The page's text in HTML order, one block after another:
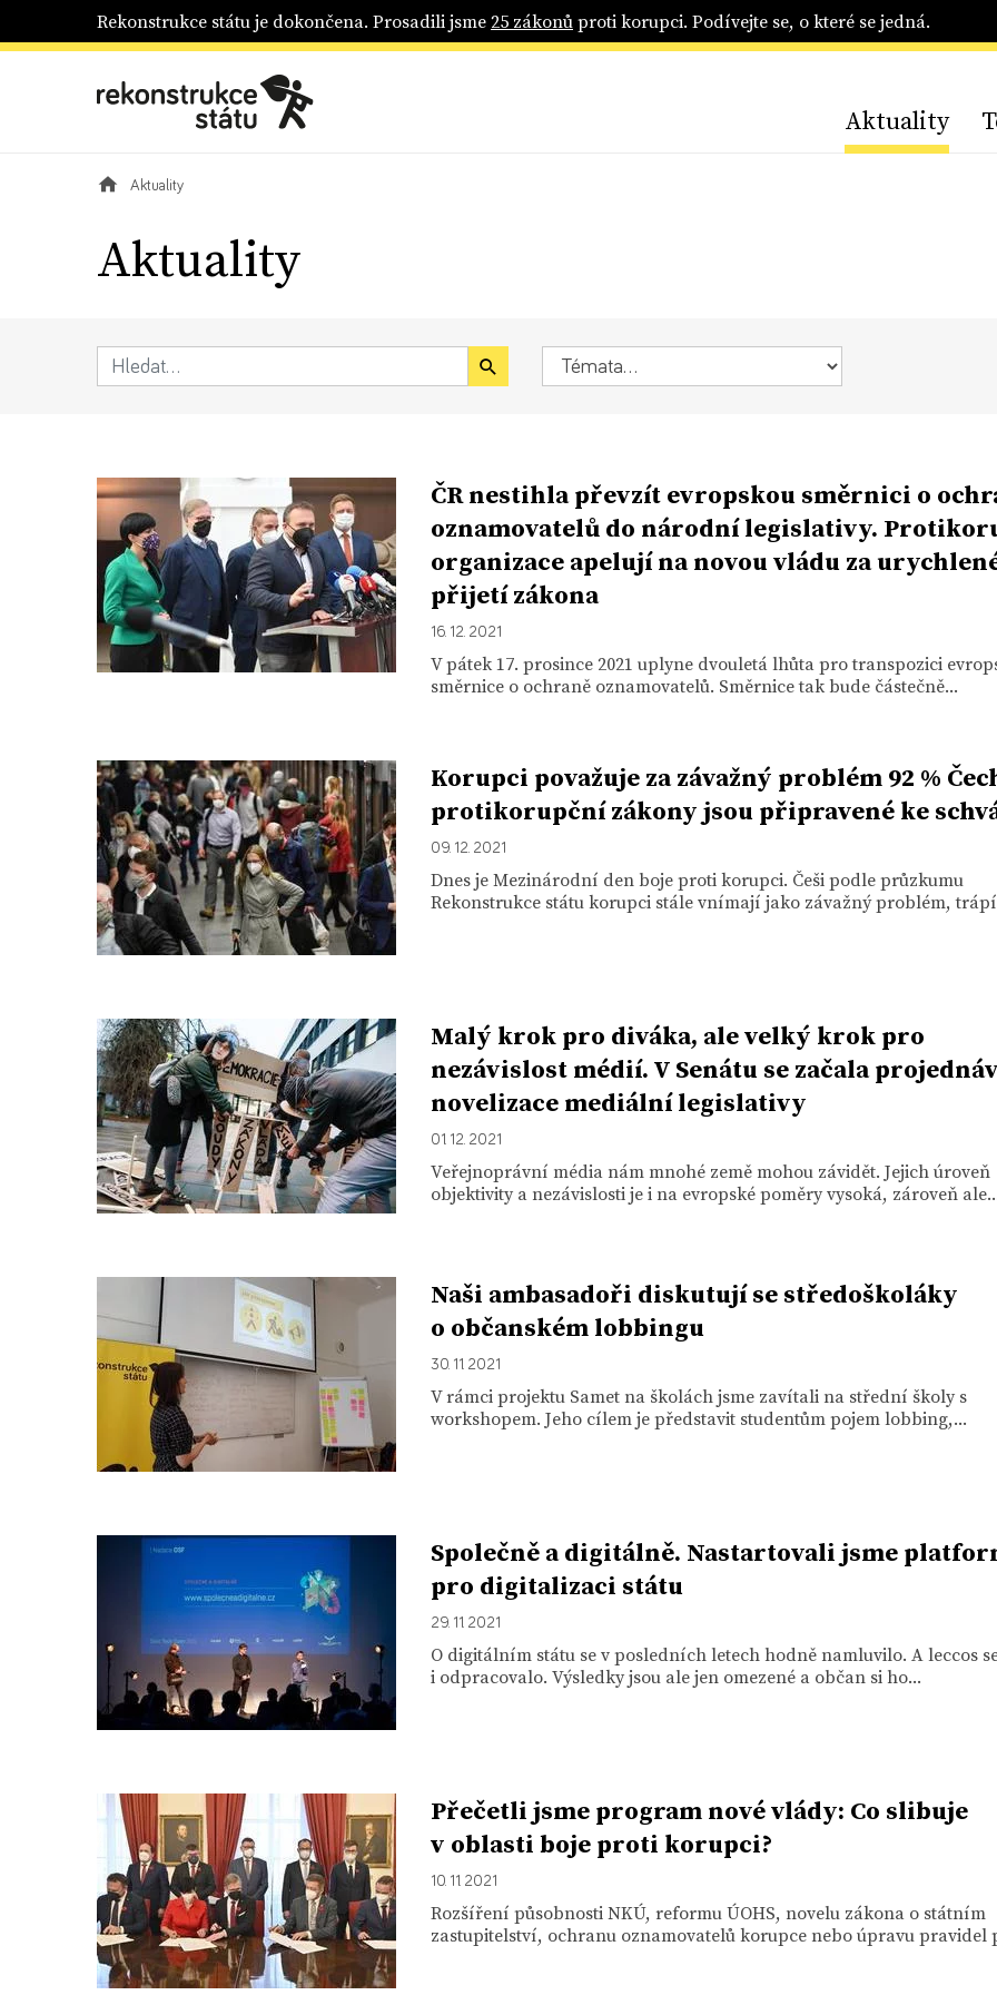
Rekonstrukce státu je dokončena. Prosadili jsme25 zákonůproti korupci. Podívejte se, o které se jedná.
Aktuality
Aktuality
Aktuality
ČR nestihla převzít evropskou směrnici o
oznamovatelů do národní legislativy.
organizace apelují na novou vládu za
přijetí zákona
16. 12. 2021
V pátek 17. prosince 2021 uplyne dvouletá lhůta pro transpozici
směrnice o ochraně oznamovatelů. Směrnice tak bude částečně...
Korupci považuje za závažný problém 92 %
protikorupční zákony jsou připravené ke
09. 12. 2021
Dnes je Mezinárodní den boje proti korupci. Češi podle průzkumu
Rekonstrukce státu korupci stále vnímají jako závažný problém,
Malý krok pro diváka, ale velký krok pro
nezávislost médií. V Senátu se začala
novelizace mediální legislativy
01. 12. 2021
Veřejnoprávní média nám mnohé země mohou závidět. Jejich úroveň
objektivity a nezávislosti je i na evropské poměry vysoká, zároveň
Naši ambasadoři diskutují se středoškoláky
o občanském lobbingu
30. 11. 2021
V rámci projektu Samet na školách jsme zavítali na střední školy s
workshopem. Jeho cílem je představit studentům pojem lobbing,...
Společně a digitálně. Nastartovali jsme
pro digitalizaci státu
29. 11. 2021
O digitálním státu se v posledních letech hodně namluvilo. A leccos
i odpracovalo. Výsledky jsou ale jen omezené a občan si ho...
Přečetli jsme program nové vlády: Co slibuje
v oblasti boje proti korupci?
10. 11. 2021
Rozšíření působnosti NKÚ, reformu ÚOHS, novelu zákona o státním
zastupitelství, ochranu oznamovatelů korupce nebo úpravu pravidel